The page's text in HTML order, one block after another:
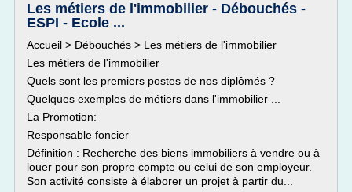
Les métiers de l'immobilier - Débouchés -
ESPI - Ecole ...
Accueil > Débouchés > Les métiers de l'immobilier
Les métiers de l'immobilier
Quels sont les premiers postes de nos diplômés ?
Quelques exemples de métiers dans l'immobilier ...
La Promotion:
Responsable foncier
Définition : Recherche des biens immobiliers à vendre ou à
louer pour son propre compte ou celui de son employeur.
Son activité consiste à élaborer un projet à partir du...